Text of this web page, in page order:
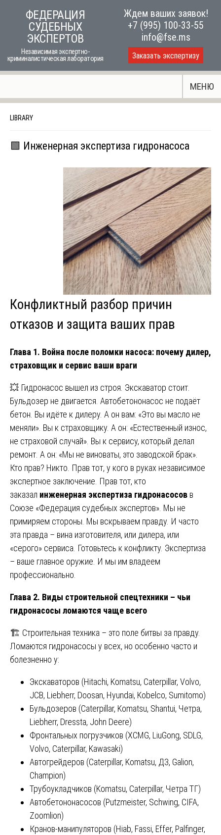
ФЕДЕРАЦИЯ
СУДЕБНЫХ
ЭКСПЕРТОВ
Независимая экспертно-
криминалистическая лаборатория
Ждем ваших заявок!
+7 (995) 100-33-55
info@fse.ms
Заказать экспертизу
МЕНЮ
LIBRARY
🟩 Инженерная экспертиза гидронасоса
Конфликтный разбор причин
отказов и защита ваших прав
Глава 1. Война после поломки насоса: почему дилер,
страховщик и сервис ваши враги
💥 Гидронасос вышел из строя. Экскаватор стоит.
Бульдозер не двигается. Автобетононасос не подаёт
бетон. Вы идёте к дилеру. А он вам: «Это вы масло не
меняли». Вы к страховщику. А он: «Естественный износ,
не страховой случай». Вы к сервису, который делал
ремонт. А он: «Мы не виноваты, это заводской брак».
Кто прав? Никто. Прав тот, у кого в руках независимое
экспертное заключение. Прав тот, кто
заказал инженерная экспертиза гидронасосов в
Союзе «Федерация судебных экспертов». Мы не
примиряем стороны. Мы вскрываем правду. И часто
эта правда – вина изготовителя, или дилера, или
«серого» сервиса. Готовьтесь к конфликту. Экспертиза
– ваше главное оружие. И мы им владеем
профессионально.
Глава 2. Виды строительной спецтехники – чьи
гидронасосы ломаются чаще всего
🏗️ Строительная техника – это поле битвы за правду.
Ломаются гидронасосы у всех, но особенно часто и
болезненно у:
Экскаваторов (Hitachi, Komatsu, Caterpillar, Volvo,
JCB, Liebherr, Doosan, Hyundai, Kobelco, Sumitomo)
Бульдозеров (Caterpillar, Komatsu, Shantui, Четра,
Liebherr, Dressta, John Deere)
Фронтальных погрузчиков (XCMG, LiuGong, SDLG,
Volvo, Caterpillar, Kawasaki)
Автогрейдеров (Caterpillar, Komatsu, ДЗ, Galion,
Champion)
Трубоукладчиков (Komatsu, Caterpillar, Четра ТГ)
Автобетононасосов (Putzmeister, Schwing, CIFA,
Zoomlion)
Кранов-манипуляторов (Hiab, Fassi, Effer, Palfinger,